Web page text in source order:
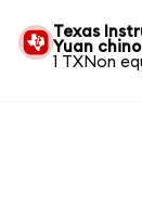
Texas
Yuan chino
1 TXNon